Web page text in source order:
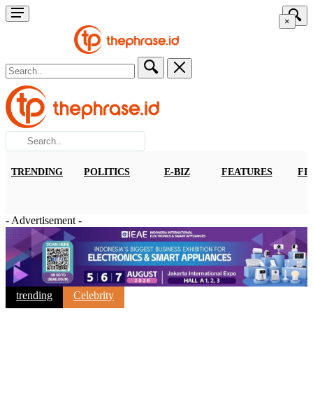
×
TRENDING POLITICS E-BIZ FEATURES
- Advertisement -
trending Celebrity